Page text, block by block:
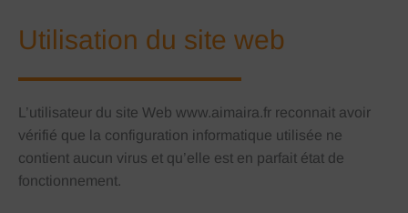
Utilisation du site web
L’utilisateur du site Web www.aimaira.fr reconnait avoir
vérifié que la configuration informatique utilisée ne
contient aucun virus et qu’elle est en parfait état de
fonctionnement.